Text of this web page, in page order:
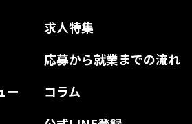
求人特集
応募から就業までの流れ
ー
コラム